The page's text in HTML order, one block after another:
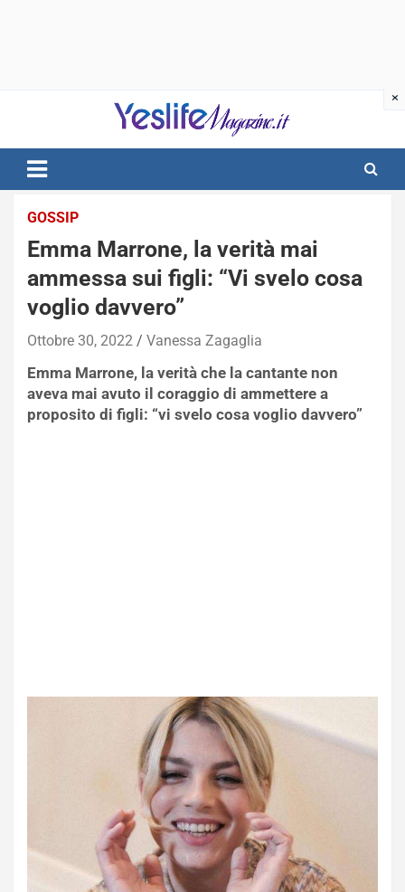
notizie di intrattenimento
GOSSIP
Emma Marrone, la verità mai
ammessa sui figli: “Vi svelo cosa
voglio davvero”
Ottobre 30, 2022 Vanessa Zagaglia
Emma Marrone, la verità che la cantante non
aveva mai avuto il coraggio di ammettere a
proposito di figli: “vi svelo cosa voglio davvero”